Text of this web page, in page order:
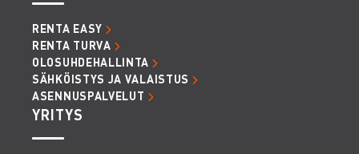
RENTA EASY
RENTA TURVA
OLOSUHDEHALLINTA
SÄHKÖISTYS JA VALAISTUS
ASENNUSPALVELUT
YRITYS